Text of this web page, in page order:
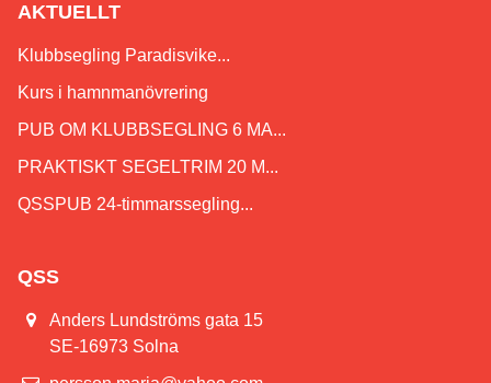
AKTUELLT
Klubbsegling Paradisvike...
Kurs i hamnmanövrering
PUB OM KLUBBSEGLING 6 MA...
PRAKTISKT SEGELTRIM 20 M...
QSSPUB 24-timmarssegling...
QSS
Anders Lundströms gata 15
SE-16973 Solna